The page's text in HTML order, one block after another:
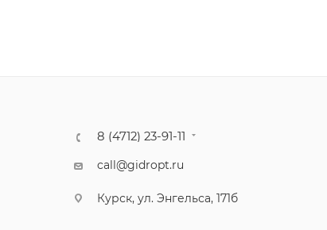
8 (4712) 23-91-11
call@gidropt.ru
Курск, ул. Энгельса, 171б